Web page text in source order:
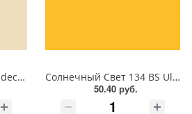
Песочный 515 PE Ultradecor ЛДСП 18 мм
Солнечный Свет 134 BS Ultradecor ЛДСП 18 мм
50.40 руб.